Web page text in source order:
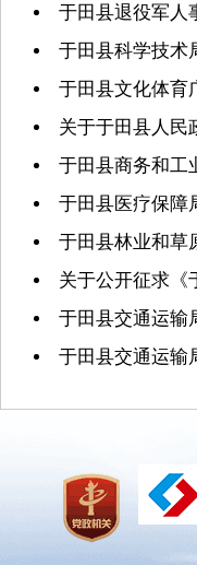
于田县退役军人
于田县科学技术
于田县文化体育
关于于田县人民
于田县商务和工
于田县医疗保障
于田县林业和草
关于公开征求《
于田县交通运输
于田县交通运输